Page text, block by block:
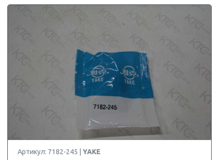
Артикул: 7182-245 | YAKE